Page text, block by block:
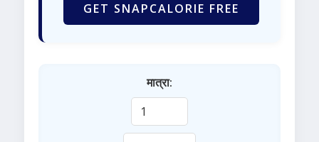
GET SNAPCALORIE FREE
मात्रा: